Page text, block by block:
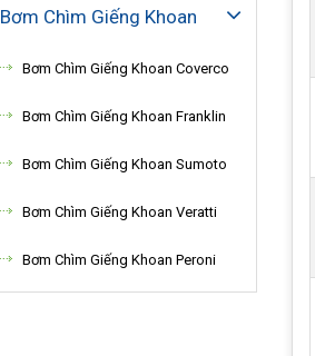
Bơm Chìm Giếng Khoan
Bơm Chìm Giếng Khoan Coverco
Bơm Chìm Giếng Khoan Franklin
Bơm Chìm Giếng Khoan Sumoto
Bơm Chìm Giếng Khoan Veratti
Bơm Chìm Giếng Khoan Peroni